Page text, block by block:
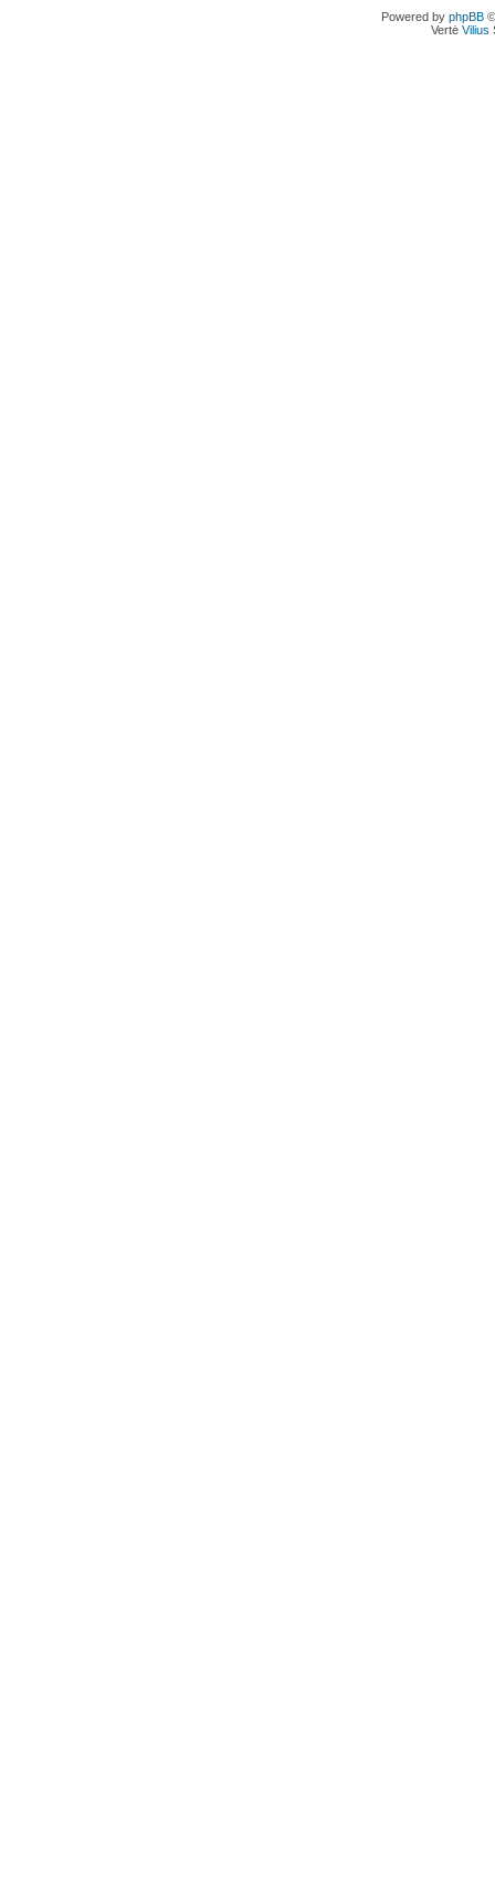
Powered by phpBB
Vertė Vilius